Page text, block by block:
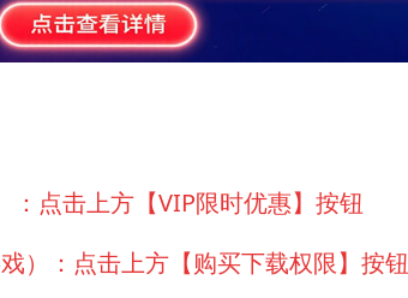
点击上方【VIP限时优惠】按钮
）：点击上方【购买下载权限】按钮